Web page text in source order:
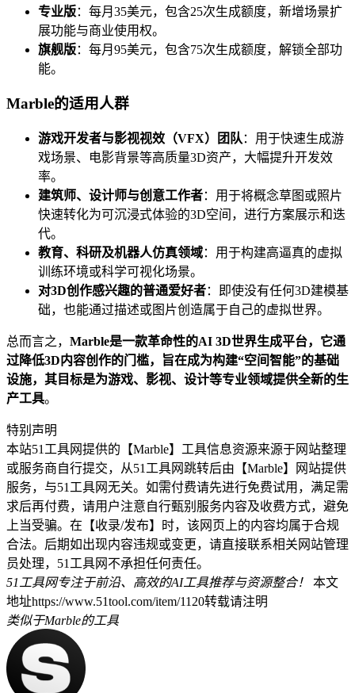
专业版：每月35美元，包含25次生成额度，新增场景扩
展功能与商业使用权。
旗舰版：每月95美元，包含75次生成额度，解锁全部功
能。
Marble的适用人群
游戏开发者与影视视效（VFX）团队 ：用于快速生成游
戏场景、电影背景等高质量3D资产，大幅提升开发效
率。
建筑师、设计师与创意工作者：用于将概念草图或照片
快速转化为可沉浸式体验的3D空间，进行方案展示和迭
代。
教育、科研及机器人仿真领域：用于构建高逼真的虚拟
训练环境或科学可视化场景。
对3D创作感兴趣的普通爱好者：即使没有任何3D建模基
础，也能通过描述或图片创造属于自己的虚拟世界。
总而言之， Marble是一款革命性的AI 3D世界生成平台，它通
过降低3D内容创作的门槛，旨在成为构建“空间智能”的基础
设施，其目标是为游戏、影视、设计等专业领域提供全新的生
产工具。
特别声明
本站51工具网提供的【Marble】工具信息资源来源于网站整理
或服务商自行提交，从51工具网跳转后由【Marble】网站提供
服务，与51工具网无关。如需付费请先进行免费试用，满足需
求后再付费，请用户注意自行甄别服务内容及收费方式，避免
上当受骗。在【收录/发布】时，该网页上的内容均属于合规
合法。后期如出现内容违规或变更，请直接联系相关网站管理
员处理，51工具网不承担任何责任。
51工具网专注于前沿、高效的AI工具推荐与资源整合！
本文
地址https://www.51tool.com/item/1120转载请注明
类似于Marble的工具